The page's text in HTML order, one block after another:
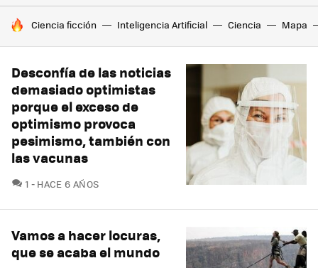
HOY SE HABLA DE
Ciencia ficción Inteligencia Artificial Ciencia Mapa
Desconfía de las noticias
demasiado optimistas
porque el exceso de
optimismo provoca
pesimismo, también con
las vacunas
1 COMENTARIOS
HACE 6 AÑOS
Vamos a hacer locuras,
que se acaba el mundo